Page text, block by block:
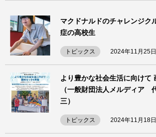
マクドナルドのチャレンジク
症の高校生
トピックス 2024年11月25日
より豊かな社会生活に向けて
（一般財団法人メルディア
三）
トピックス 2024年11月18日